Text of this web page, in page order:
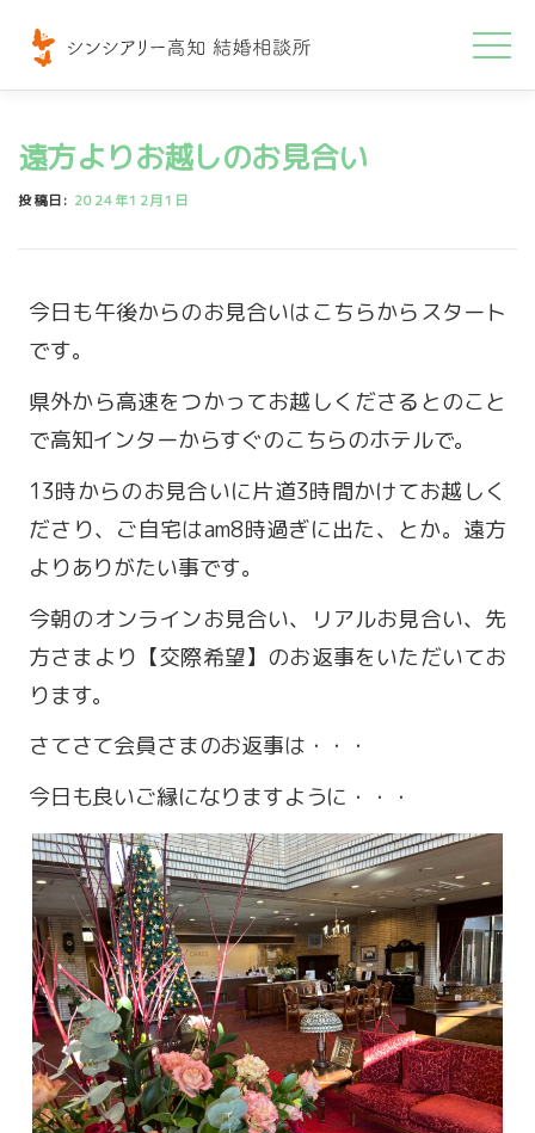
テ
へ
営業時間 9:00～18:00
定休日 火・水曜日
お問い合わせ
遠方よりお越しのお見合い
投稿日: 2024年12月1日
今日も午後からのお見合いはこちらからスタート
です。
県外から高速をつかってお越しくださるとのこと
で高知インターからすぐのこちらのホテルで。
13時からのお見合いに片道3時間かけてお越しく
ださり、ご自宅はam8時過ぎに出た、とか。遠方
よりありがたい事です。
今朝のオンラインお見合い、リアルお見合い、先
方さまより【交際希望】のお返事をいただいてお
ります。
さてさて会員さまのお返事は・・・
今日も良いご縁になりますように・・・